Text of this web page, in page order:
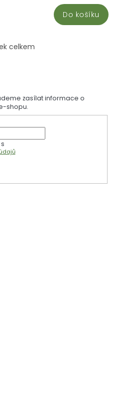
Do košíku
O
a
c
í
p
r
v
k
ý
celkem
zasílat informace o
shopu.